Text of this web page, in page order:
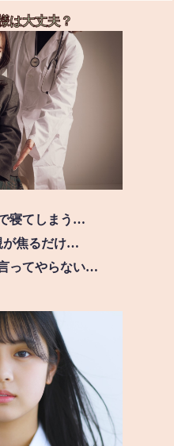
は大丈夫？
寝てしまう…
が焦るだけ…
ってやらない…